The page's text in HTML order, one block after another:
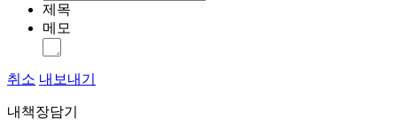
제목
메모
취소 내보내기
내책장담기